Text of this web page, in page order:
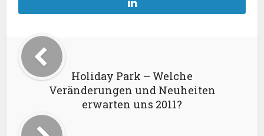
Holiday Park – Welche
Veränderungen und Neuheiten
erwarten uns 2011?